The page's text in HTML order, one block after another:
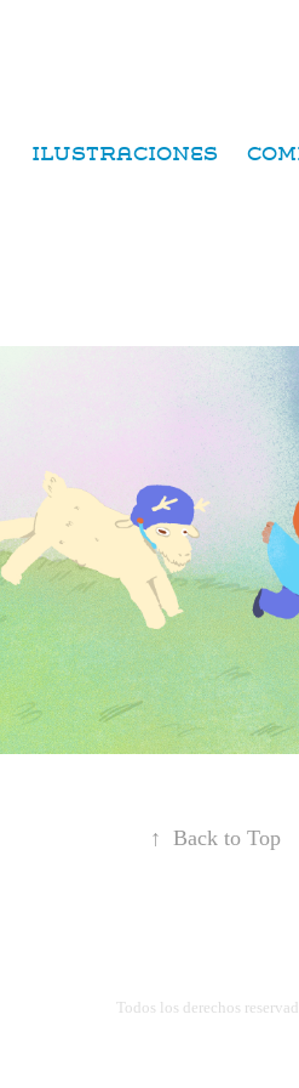
ILUSTRACIONES
Niños manzana
↑ Back to Top
Todos los derechos